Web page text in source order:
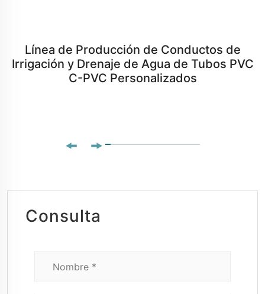
Línea de Producción de Conductos de
Irrigación y Drenaje de Agua de Tubos PVC
C-PVC Personalizados
Consulta